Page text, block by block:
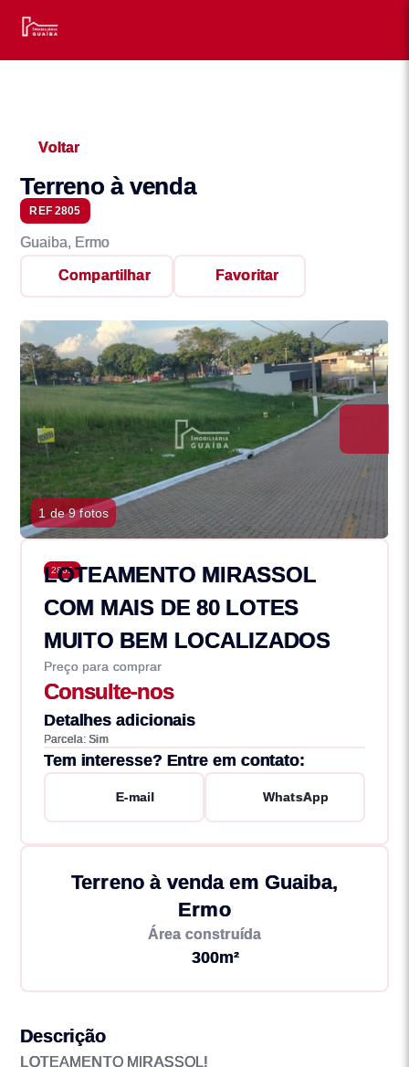
Voltar
Terreno à venda
REF 2805
Guaiba, Ermo
Compartilhar Favoritar
1 de 9 fotos
2805
LOTEAMENTO MIRASSOL
COM MAIS DE 80 LOTES
MUITO BEM LOCALIZADOS
Preço para comprar
Consulte-nos
Detalhes adicionais
Parcela: Sim
Tem interesse? Entre em contato:
E-mail WhatsApp
Terreno à venda em Guaiba,
Ermo
Área construída
300m²
Descrição
LOTEAMENTO MIRASSOL!